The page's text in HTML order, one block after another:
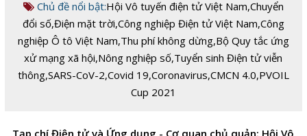
Chủ đề nổi bật:Hội Vô tuyến điện tử Việt Nam,Chuyển
đổi số,Điện mặt trời,Công nghiệp Điện tử Việt Nam,Công
nghiệp Ô tô Việt Nam,Thu phí không dừng,Bộ Quy tắc ứng
xử mạng xã hội,Nông nghiệp số,Tuyển sinh Điện tử viễn
thông,SARS-CoV-2,Covid 19,Coronavirus,CMCN 4.0,PVOIL
Cup 2021